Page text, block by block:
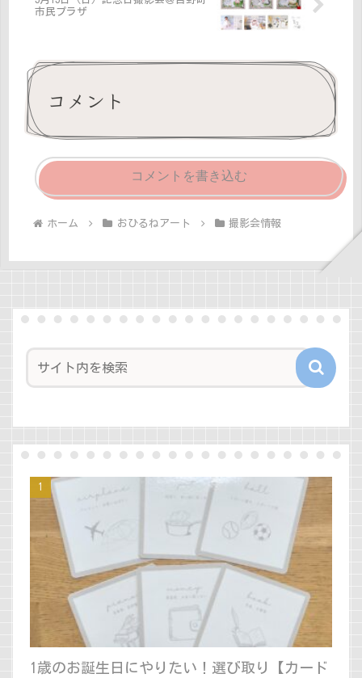
市民プラザ
コメント
コメントを書き込む
ホーム おひるねアート 撮影会情報
1歳のお誕生日にやりたい！選び取り【カード